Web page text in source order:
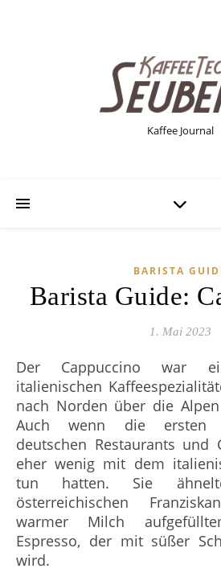
Kaffee Journal
BARISTA
Barista Guide:
1. Mai 2023
Der Cappuccino war eine der ersten
italienischen
nach Norden über die
Auch wenn die ersten
deutschen Restaurants und
eher wenig mit dem
tun hatten. Sie
österreichischen
warmer Milch
Espresso, der mit süßer
wird.